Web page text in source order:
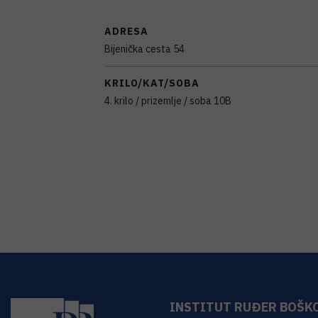
ADRESA
Bijenička cesta 54
KRILO/KAT/SOBA
4. krilo / prizemlje / soba 10B
INSTITUT RUĐER